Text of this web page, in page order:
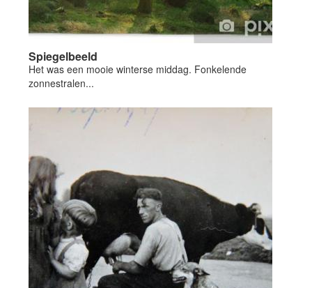
Spiegelbeeld
Het was een mooie winterse middag. Fonkelende
zonnestralen...